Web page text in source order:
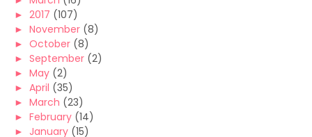
► 2017 (107)
► November (8)
► October (8)
► September (2)
► May (2)
► April (35)
► March (23)
► February (14)
► January (15)